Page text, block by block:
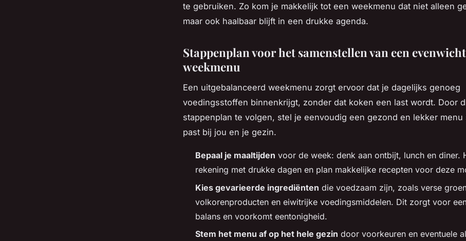
te gebruiken. Zo kom je makkelijk tot een weekmenu dat niet alleen
maar ook haalbaar blijft in een drukke agenda.
Stappenplan voor het samenstellen van een
weekmenu
Een uitgebalanceerd weekmenu zorgt ervoor dat je dagelijks genoeg
voedingsstoffen binnenkrijgt, zonder dat koken een last wordt. Door
stappenplan te volgen, stel je eenvoudig een gezond en lekker menu
past bij jou en je gezin.
Bepaal je maaltijden voor de week: denk aan ontbijt, lunch en diner.
rekening met drukke dagen en plan makkelijke recepten voor deze
Kies gevarieerde ingrediënten die voedzaam zijn, zoals verse
volkorenproducten en eiwitrijke voedingsmiddelen. Dit zorgt voor
balans en voorkomt eentonigheid.
Stem het menu af op het hele gezin door voorkeuren en eventuele